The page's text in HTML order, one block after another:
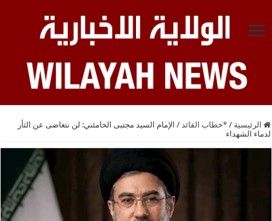
الرئيسية / *خطاب القائد / الإمام السيد مجتبى الخامئني: لن نتغاضى عن الثأر
لدماء الشهداء